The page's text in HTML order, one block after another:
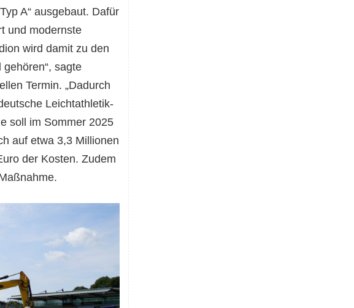
A“ ausgebaut. Dafür
und modernste
wird damit zu den
sagte
Termin. „Dadurch
Leichtathletik-
soll im Sommer 2025
auf etwa 3,3 Millionen
der Kosten. Zudem